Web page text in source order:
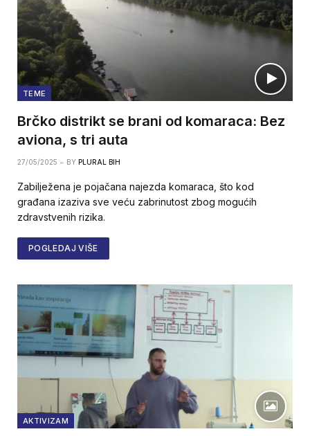
TEME
Brčko distrikt se brani od komaraca: Bez
aviona, s tri auta
27/05/2025 BY PLURAL BIH
Zabilježena je pojačana najezda komaraca, što kod
građana izaziva sve veću zabrinutost zbog mogućih
zdravstvenih rizika.
POGLEDAJ VIŠE
AKTIVIZAM